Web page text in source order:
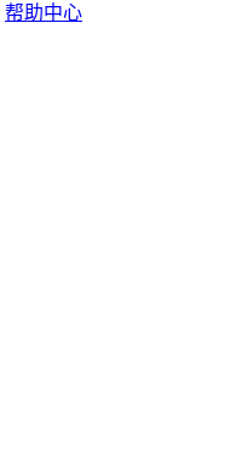
帮助中心